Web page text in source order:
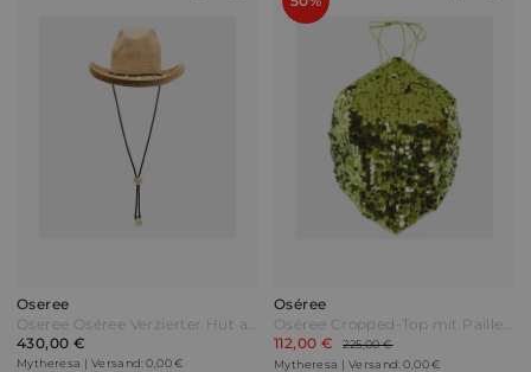
Oseree
Oseree Oséree Verzierter Hut aus Raffiabast Beige
430,00 €
Mytheresa | Versand: 0,00 €
Oséree
Oséree Cropped-Top mit Pailletten Grün
112,00 €
225,00 €
Mytheresa | Versand: 0,00 €